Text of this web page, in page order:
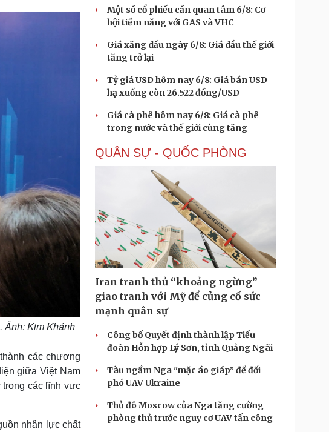
Ảnh: Kim Khánh
các chương
giữa Việt Nam
các lĩnh vực
nhân lực chất
Một số cổ phiếu cần quan tâm 6/8: Cơ
hội tiềm năng với GAS và VHC
Giá xăng dầu ngày 6/8: Giá dầu thế giới
tăng trở lại
Tỷ giá USD hôm nay 6/8: Giá bán USD
hạ xuống còn 26.522 đồng/USD
Giá cà phê hôm nay 6/8: Giá cà phê
trong nước và thế giới cùng tăng
QUÂN SỰ - QUỐC PHÒNG
Iran tranh thủ “khoảng ngừng”
giao tranh với Mỹ để củng cố sức
mạnh quân sự
Công bố Quyết định thành lập Tiểu
đoàn Hỗn hợp Lý Sơn, tỉnh Quảng Ngãi
Tàu ngầm Nga "mặc áo giáp” để đối
phó UAV Ukraine
Thủ đô Moscow của Nga tăng cường
phòng thủ trước nguy cơ UAV tấn công